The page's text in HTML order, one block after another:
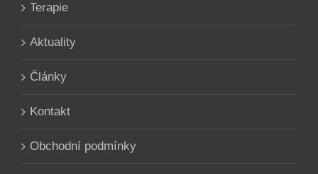
Terapie
Aktuality
Články
Kontakt
Obchodní podmínky